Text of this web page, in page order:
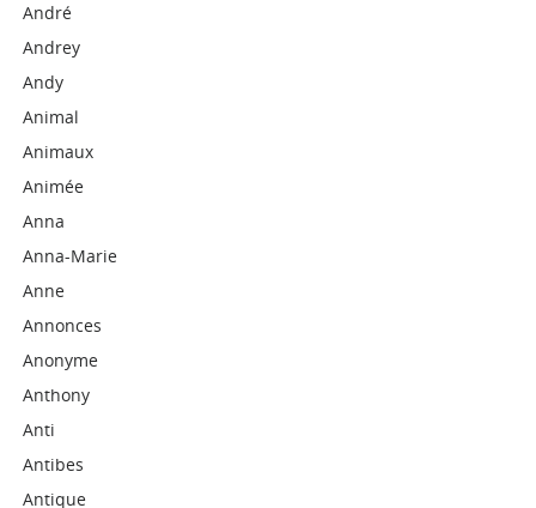
André
Andrey
Andy
Animal
Animaux
Animée
Anna
Anna-Marie
Anne
Annonces
Anonyme
Anthony
Anti
Antibes
Antique